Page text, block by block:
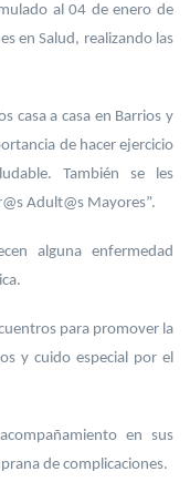
al 04 de enero de
en Salud, realizando las
casa a casa en Barrios y
de hacer ejercicio
También se les
Adult@s Mayores”.
alguna enfermedad
para promover la
y cuido especial por el
en sus
de complicaciones.